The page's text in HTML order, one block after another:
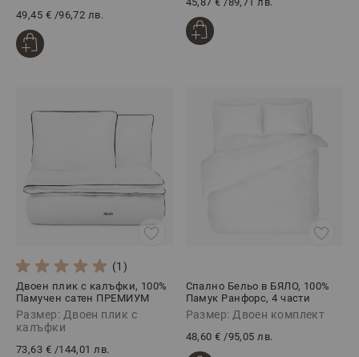
49,45 € /96,72 лв.
(1)
Двоен плик с калъфки, 100%
Памучен сатен ПРЕМИУМ
КЛАСИК ЧЕРНО, 3 части
Размер: Двоен плик с
калъфки
73,63 € /144,01 лв.
Спално Бельо в БЯЛО, 100%
Памук Ранфорс, 4 части
Размер: Двоен комплект
48,60 € /95,05 лв.